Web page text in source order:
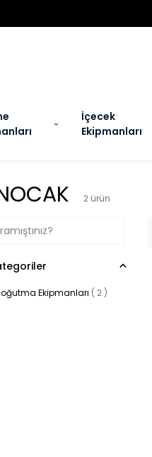
İçecek
Ekipmanları
2 ürün
Ekipmanları ( 2 )